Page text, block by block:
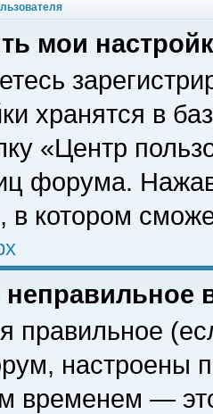
мои
хранятся в
«Центр
форума.
в котором
правильное
настроены
временем —